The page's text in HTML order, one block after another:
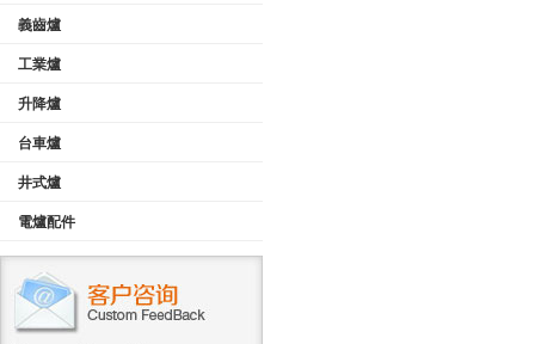
義齒爐
工業爐
升降爐
台車爐
井式爐
電爐配件